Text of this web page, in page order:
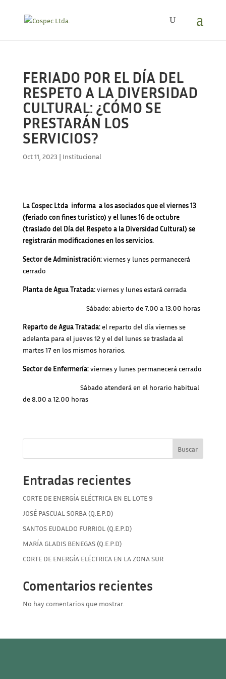
FERIADO POR EL DÍA DEL
RESPETO A LA DIVERSIDAD
CULTURAL: ¿CÓMO SE
PRESTARÁN LOS
SERVICIOS?
Oct 11, 2023 | Institucional
La Cospec Ltda informa a los asociados que el viernes 13
(feriado con fines turístico) y el lunes 16 de octubre
(traslado del Día del Respeto a la Diversidad Cultural) se
registrarán modificaciones en los servicios.
Sector de Administración:viernes y lunes permanecerá
cerrado
Planta de Agua Tratada:viernes y lunes estará cerrada
Sábado: abierto de 7.00 a 13.00 horas
Reparto de Agua Tratada:el reparto del día viernes se
adelanta para el jueves 12 y el del lunes se traslada al
martes 17 en los mismos horarios.
Sector de Enfermería:viernes y lunes permanecerá cerrado
Sábado atenderá en el horario habitual
de 8.00 a 12.00 horas
Buscar
Entradas recientes
CORTE DE ENERGÍA ELÉCTRICA EN EL LOTE 9
JOSÉ PASCUAL SORBA (Q.E.P.D)
SANTOS EUDALDO FURRIOL (Q.E.P.D)
MARÍA GLADIS BENEGAS (Q.E.P.D)
CORTE DE ENERGÍA ELÉCTRICA EN LA ZONA SUR
Comentarios recientes
No hay comentarios que mostrar.